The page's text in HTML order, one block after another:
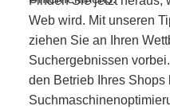
Web wird. Mit unseren
ziehen Sie an Ihren
Suchergebnissen
den Betrieb Ihres